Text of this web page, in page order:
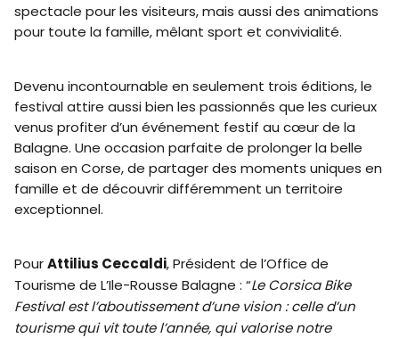
spectacle pour les visiteurs, mais aussi des animations
pour toute la famille, mêlant sport et convivialité.
Devenu incontournable en seulement trois éditions, le
festival attire aussi bien les passionnés que les curieux
venus profiter d’un événement festif au cœur de la
Balagne. Une occasion parfaite de prolonger la belle
saison en Corse, de partager des moments uniques en
famille et de découvrir différemment un territoire
exceptionnel.
PourAttilius Ceccaldi, Président de l’Office de
Tourisme de L’Ile-Rousse Balagne : “Le Corsica Bike
Festival est l’aboutissement d’une vision : celle d’un
tourisme qui vit toute l’année, qui valorise notre